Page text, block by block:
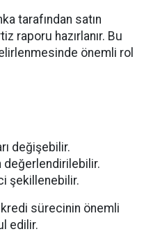
tarafından satın
raporu hazırlanır. Bu
önemli rol
değişebilir.
değerlendirilebilir.
şekillenebilir.
sürecinin önemli
edilir.